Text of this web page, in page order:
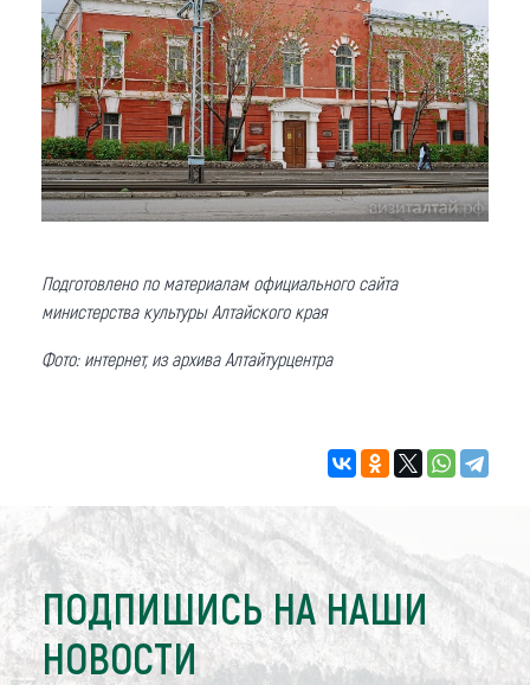
Подготовлено по материалам официального сайта
министерства культуры Алтайского края
Фото: интернет, из архива Алтайтурцентра
ПОДПИШИСЬ НА НАШИ
НОВОСТИ